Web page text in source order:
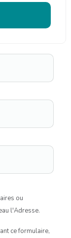
ou
l'Adresse.
ce formulaire,